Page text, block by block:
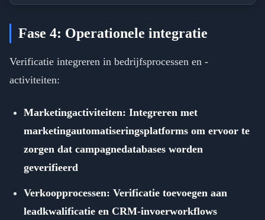
Fase 4: Operationele integratie
Verificatie integreren in bedrijfsprocessen en -
activiteiten:
Marketingactiviteiten: Integreren met
marketingautomatiseringsplatforms om ervoor te
zorgen dat campagnedatabases worden
geverifieerd
Verkoopprocessen: Verificatie toevoegen aan
leadkwalificatie en CRM-invoerworkflows